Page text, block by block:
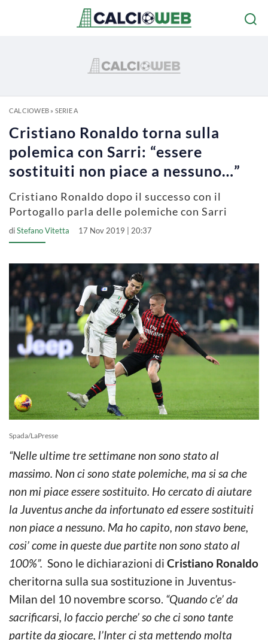
CALCIOWEB» SERIE A
Cristiano Ronaldo torna sulla
polemica con Sarri: “essere
sostituiti non piace a nessuno…”
Cristiano Ronaldo dopo il successo con il
Portogallo parla delle polemiche con Sarri
diStefano Vitetta 17 Nov 2019 | 20:37
Spada/LaPresse
“Nelle ultime tre settimane non sono stato al
massimo. Non ci sono state polemiche, ma si sa che
non mi piace essere sostituito. Ho cercato di aiutare
la Juventus anche da infortunato ed essere sostituiti
non piace a nessuno. Ma ho capito, non stavo bene,
cosi’ come in queste due partite non sono stato al
100%”. Sono le dichiarazioni di Cristiano Ronaldo
cheritorna sulla sua sostituzione in Juventus-
Milan del 10 novembre scorso. “Quando c’e’ da
sacrificarsi, lo faccio perche’ so che ci sono tante
partite da giocare, l’Inter ci sta mettendo molta